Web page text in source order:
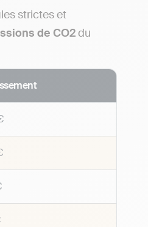
strictes et
de CO2du